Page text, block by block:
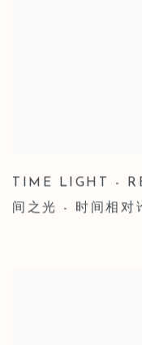
TIME LIGHT -
间之光 - 时间相对